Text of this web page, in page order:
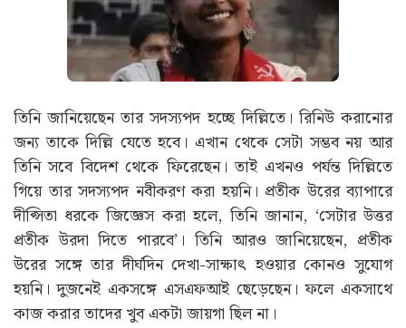
তিনি জানিয়েছেন তার সদস্যপদ হচ্ছে দিল্লিতে। রিনিউ করানোর
জন্য তাকে দিল্লি যেতে হবে। এখান থেকে সেটা সম্ভব নয় আর
তিনি সবে বিদেশ থেকে ফিরেছেন। তাই এখনও পর্যন্ত দিল্লিতে
গিয়ে তার সদস্যপদ নবীকরণ করা হয়নি। প্রতীক উরের ব্যাপারে
দীপ্সিতা ধরকে জিজ্ঞেস করা হলে, তিনি জানান, ‘সেটার উত্তর
প্রতীক উরদা দিতে পারবে’। তিনি আরও জানিয়েছেন, প্রতীক
উরের সঙ্গে তার দীর্ঘদিন দেখা-সাক্ষাৎ হওয়ার কোনও সুযোগ
হয়নি। দুজনেই একসঙ্গে এসএফআই ছেড়েছেন। ফলে একসাথে
কাজ করার তাদের খুব একটা জায়গা ছিল না।